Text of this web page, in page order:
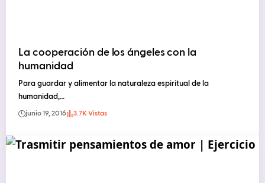
La cooperación de los ángeles con la
humanidad
Para guardar y alimentar la naturaleza espiritual de la
humanidad,…
junio 19, 2016 3.7K Vistas